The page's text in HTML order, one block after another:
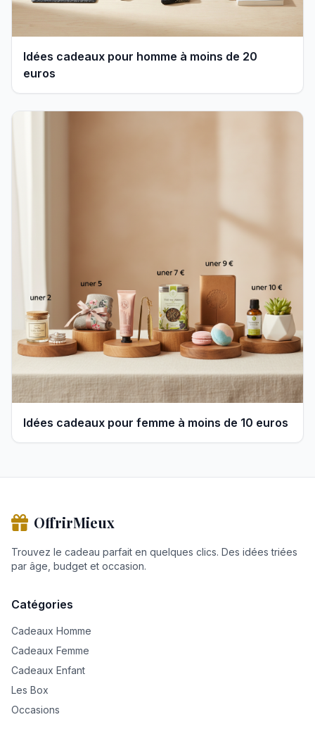
Idées cadeaux pour homme à moins de 20
euros
Idées cadeaux pour femme à moins de 10 euros
OffrirMieux
Trouvez le cadeau parfait en quelques clics. Des idées triées
par âge, budget et occasion.
Catégories
Cadeaux Homme
Cadeaux Femme
Cadeaux Enfant
Les Box
Occasions